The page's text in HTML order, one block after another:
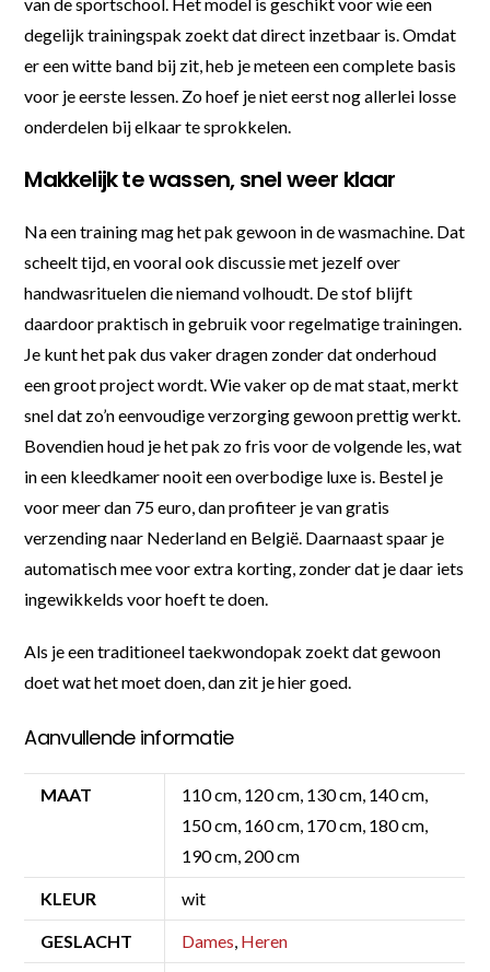
degelijk trainingspak zoekt dat direct inzetbaar is. Omdat
er een witte band bij zit, heb je meteen een complete basis
voor je eerste lessen. Zo hoef je niet eerst nog allerlei losse
onderdelen bij elkaar te sprokkelen.
Makkelijk te wassen, snel weer klaar
Na een training mag het pak gewoon in de wasmachine. Dat
scheelt tijd, en vooral ook discussie met jezelf over
handwasrituelen die niemand volhoudt. De stof blijft
daardoor praktisch in gebruik voor regelmatige trainingen.
Je kunt het pak dus vaker dragen zonder dat onderhoud
een groot project wordt. Wie vaker op de mat staat, merkt
snel dat zo’n eenvoudige verzorging gewoon prettig werkt.
Bovendien houd je het pak zo fris voor de volgende les, wat
in een kleedkamer nooit een overbodige luxe is. Bestel je
voor meer dan 75 euro, dan profiteer je van gratis
verzending naar Nederland en België. Daarnaast spaar je
automatisch mee voor extra korting, zonder dat je daar iets
ingewikkelds voor hoeft te doen.
Als je een traditioneel taekwondopak zoekt dat gewoon
doet wat het moet doen, dan zit je hier goed.
Aanvullende informatie
MAAT
110 cm, 120 cm, 130 cm, 140 cm,
150 cm, 160 cm, 170 cm, 180 cm,
190 cm, 200 cm
KLEUR wit
GESLACHT Dames, Heren